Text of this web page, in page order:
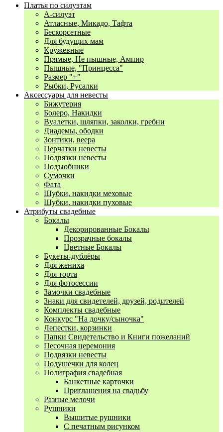
Платья по силуэтам
А-силуэт
Атласные, Микадо, Тафта
Бескорсетные
Для будущих мам
Кружевные
Прямые, Не пышные, Ампир
Пышные, "Принцесса"
Размер "+"
Рыбки, Русалки
Аксессуары для невесты
Бижутерия
Болеро, Накидки
Вуалетки, шляпки, заколки, гребни
Диадемы, ободки
Зонтики, веера
Перчатки невесты
Подвязки невесты
Подъюбники
Сумочки
Фата
Шубки, накидки меховые
Шубки, накидки пуховые
Атрибуты свадебные
Бокалы
Декорированные Бокалы
Прозрачные бокалы
Цветные Бокалы
Букеты-дублёры
Для жениха
Для торта
Для фотосессии
Замочки свадебные
Знаки для свидетелей, друзей, родителей
Комплекты свадебные
Конкурс "На дочку/сыночка"
Лепестки, корзинки
Папки Свидетельство и Книги пожеланий
Песочная церемония
Подвязки невесты
Подушечки для колец
Полиграфия свадебная
Банкетные карточки
Приглашения на свадьбу
Разные мелочи
Рушники
Вышитые рушники
С печатным рисунком